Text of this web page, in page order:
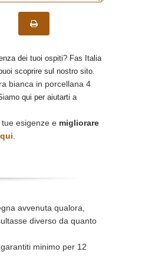
dei tuoi ospiti? Fas Italia
scoprire sul nostro sito.
bianca in porcellana 4
qui per aiutarti a
esigenze e migliorare
avvenuta qualora,
diverso da quanto
minimo per 12